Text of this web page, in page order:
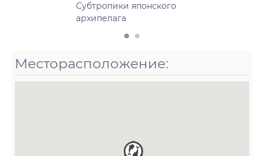
Субтропики японского
архипелага
Месторасположение: